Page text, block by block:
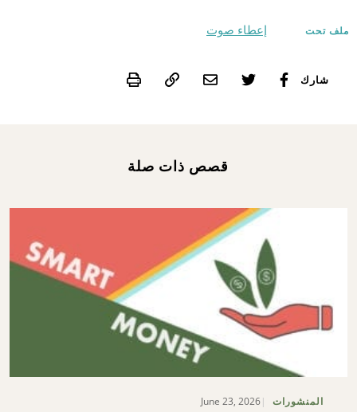
ملف تحت إعطاء صوت
شارك Print
قصص ذات صلة
المنشورات June 23, 2026